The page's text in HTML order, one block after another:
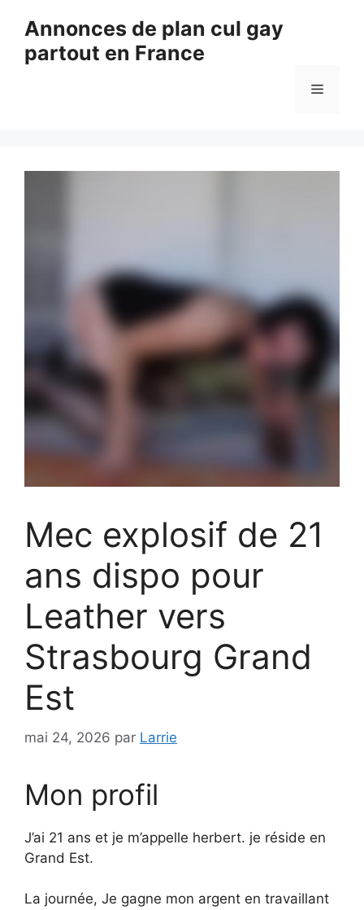
contenu
Annonces de plan cul gay
partout en France
Menu
Mec explosif de 21
ans dispo pour
Leather vers
Strasbourg Grand
Est
mai 24, 2026 par Larrie
Mon profil
J’ai 21 ans et je m’appelle herbert. je réside en
Grand Est.
La journée, Je gagne mon argent en travaillant